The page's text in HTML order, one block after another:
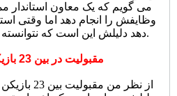
می گویم که یک معاون
وظایفش را انجام دهد اما وقتی
دهد دلیلش این است که نتوانسته محیطش را مدیریت کند.
مقبولیت در بین 23 بازیکن هنر نیست
از نظر من